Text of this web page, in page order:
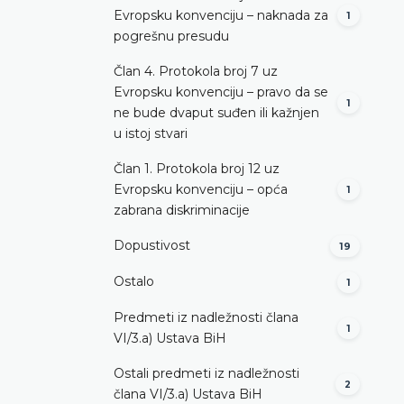
Evropsku konvenciju – naknada za
pogrešnu presudu
1
Član 4. Protokola broj 7 uz
Evropsku konvenciju – pravo da se
ne bude dvaput suđen ili kažnjen
u istoj stvari
1
Član 1. Protokola broj 12 uz
Evropsku konvenciju – opća
zabrana diskriminacije
1
Dopustivost 19
Ostalo 1
Predmeti iz nadležnosti člana
VI/3.а) Ustava BiH
1
Ostali predmeti iz nadležnosti
člana VI/3.а) Ustava BiH
2